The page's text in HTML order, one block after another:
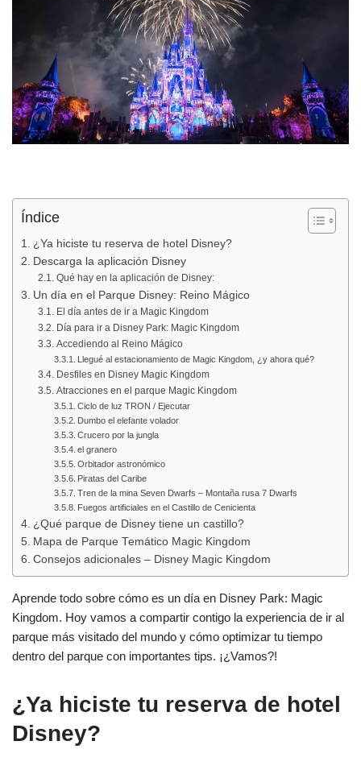
Índice
¿Ya hiciste tu reserva de hotel Disney?
Descarga la aplicación Disney
Qué hay en la aplicación de Disney:
Un día en el Parque Disney: Reino Mágico
El día antes de ir a Magic Kingdom
Día para ir a Disney Park: Magic Kingdom
Accediendo al Reino Mágico
Llegué al estacionamiento de Magic Kingdom, ¿y ahora qué?
Desfiles en Disney Magic Kingdom
Atracciones en el parque Magic Kingdom
Ciclo de luz TRON / Ejecutar
Dumbo el elefante volador
Crucero por la jungla
el granero
Orbitador astronómico
Piratas del Caribe
Tren de la mina Seven Dwarfs – Montaña rusa 7 Dwarfs
Fuegos artificiales en el Castillo de Cenicienta
¿Qué parque de Disney tiene un castillo?
Mapa de Parque Temático Magic Kingdom
Consejos adicionales – Disney Magic Kingdom
Aprende todo sobre cómo es un día en Disney Park: Magic
Kingdom. Hoy vamos a compartir contigo la experiencia de ir al
parque más visitado del mundo y cómo optimizar tu tiempo
dentro del parque con importantes tips. ¡¿Vamos?!
¿Ya hiciste tu reserva de hotel
Disney?